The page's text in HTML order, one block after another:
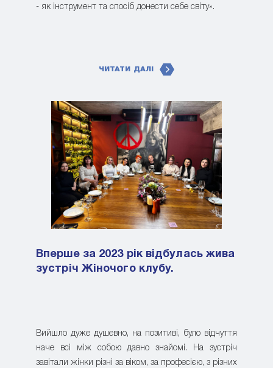
- як інструмент та спосіб донести себе світу».
ЧИТАТИ ДАЛІ
Вперше за 2023 рік відбулась жива
зустріч Жіночого клубу.
Вийшло дуже душевно, на позитиві, було відчуття
наче всі між собою давно знайомі. На зустріч
завітали жінки різні за віком, за професією, з різних